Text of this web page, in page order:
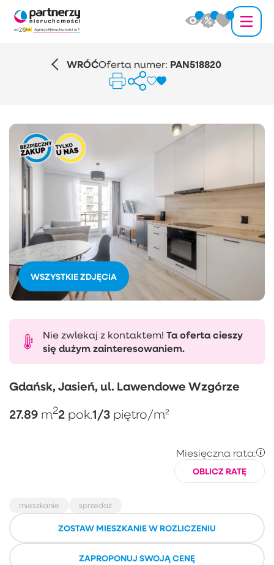
WRÓĆOferta numer: PAN518820
WSZYSTKIE ZDJĘCIA
Nie zwlekaj z kontaktem! Ta oferta cieszy
się dużym zainteresowaniem.
Gdańsk, Jasień, ul. Lawendowe Wzgórze
27.89 m22 pok.1/3 piętro/m²
Miesięczna rata:
OBLICZ RATĘ
mieszkanie sprzedaż
ZOSTAW MIESZKANIE W ROZLICZENIU
ZAPROPONUJ SWOJĄ CENĘ